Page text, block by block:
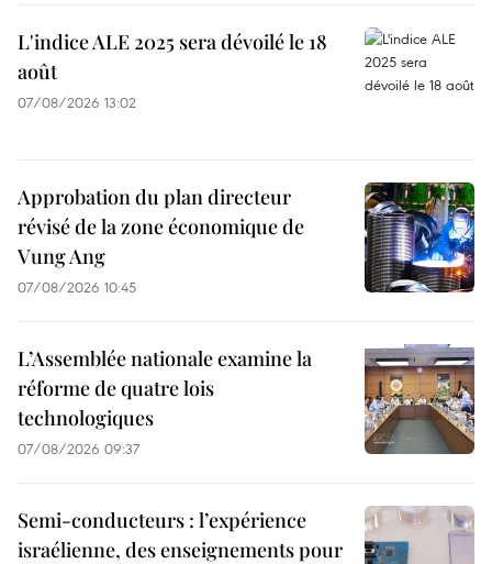
L'indice ALE 2025 sera dévoilé le 18
août
07/08/2026 13:02
Approbation du plan directeur
révisé de la zone économique de
Vung Ang
07/08/2026 10:45
L’Assemblée nationale examine la
réforme de quatre lois
technologiques
07/08/2026 09:37
Semi-conducteurs : l’expérience
israélienne, des enseignements pour